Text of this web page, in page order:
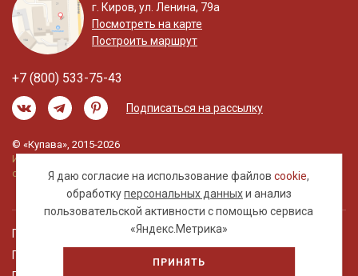
Я даю согласие на использование файловcookie,
обработкуперсональных данныхи анализ
пользовательской активности с помощью сервиса
«Яндекс.Метрика»
ПРИНЯТЬ
г. Киров, ул. Ленина, 79а
Посмотреть на карте
Построить маршрут
+7 (800) 533-75-43
Подписаться на рассылку
© «Купава», 2015-2026
Информация на сайте не является публичной
офертой.
Правовая информация
Политика обработки персональных данных